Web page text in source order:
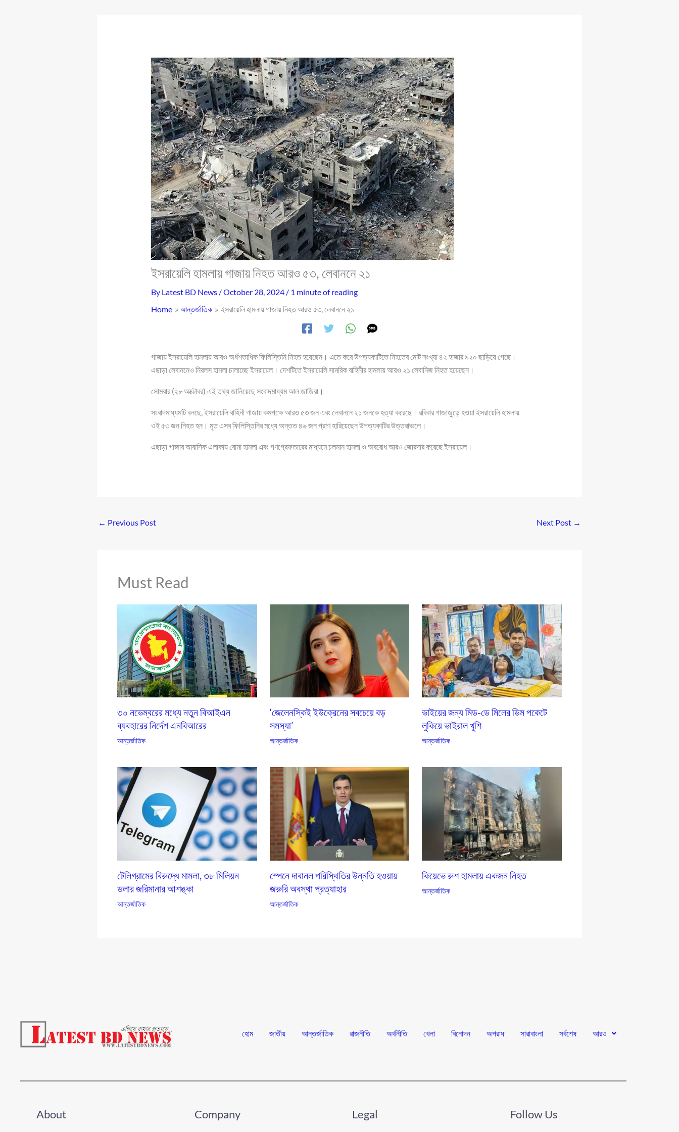
ইসরায়েলি হামলায় গাজায় নিহত আরও ৫৩, লেবাননে ২১
By Latest BD News /October 28, 2024 / 1 minute of reading
Home
আন্তর্জাতিক ইসরায়েলি হামলায় গাজায় নিহত আরও ৫৩, লেবাননে ২১
গাজায় ইসরায়েলি হামলায় আরও অর্ধশতাধিক ফিলিস্তিনি নিহত হয়েছেন। এতে করে উপত্যকাটিতে নিহতের মোট সংখ্যা ৪২ হাজার ৯২০ ছাড়িয়ে গেছে।
এছাড়া লেবাননেও নিরলস হামলা চালাচ্ছে ইসরায়েল। দেশটিতে ইসরায়েলি সামরিক বাহিনীর হামলায় আরও ২১ লেবানিজ নিহত হয়েছেন।
সোমবার (২৮ অক্টোবর) এই তথ্য জানিয়েছে সংবাদমাধ্যম আল জাজিরা।
সংবাদমাধ্যমটি বলছে, ইসরায়েলি বাহিনী গাজায় কমপক্ষে আরও ৫৩ জন এবং লেবাননে ২১ জনকে হত্যা করেছে। রবিবার গাজাজুড়ে হওয়া ইসরায়েলি হামলায়
ওই ৫৩ জন নিহত হন। মৃত এসব ফিলিস্তিনির মধ্যে অন্তত ৪৬ জন প্রাণ হারিয়েছেন উপত্যকাটির উত্তরাঞ্চলে।
এছাড়া গাজার আবাসিক এলাকায় বোমা হামলা এবং গণগ্রেফতারের মাধ্যমে চলমান হামলা ও অবরোধ আরও জোরদার করেছে ইসরায়েল।
← Previous Post Next Post →
Must Read
৩০ নভেম্বরের মধ্যে নতুন বিআইএন
ব্যবহারের নির্দেশ এনবিআরের
আন্তর্জাতিক
‘জেলেনস্কিই ইউক্রেনের সবচেয়ে বড়
সমস্যা’
আন্তর্জাতিক
ভাইয়ের জন্য মিড-ডে মিলের ডিম পকেটে
লুকিয়ে ভাইরাল খুশি
আন্তর্জাতিক
টেলিগ্রামের বিরুদ্ধে মামলা, ৩৮ মিলিয়ন
ডলার জরিমানার আশঙ্কা
আন্তর্জাতিক
স্পেনে দাবানল পরিস্থিতির উন্নতি হওয়ায়
জরুরি অবস্থা প্রত্যাহার
আন্তর্জাতিক
কিয়েভে রুশ হামলায় একজন নিহত
আন্তর্জাতিক
হোম জাতীয় আন্তর্জাতিক রাজনীতি অর্থনীতি খেলা বিনোদন অপরাধ সারাবাংলা সর্বশেষ আরও
About Company Legal Follow Us